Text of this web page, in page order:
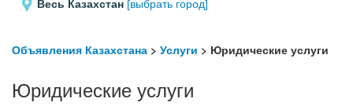
Весь Казахстан [выбрать город]
Объявления Казахстана > Услуги > Юридические услуги
Юридические услуги